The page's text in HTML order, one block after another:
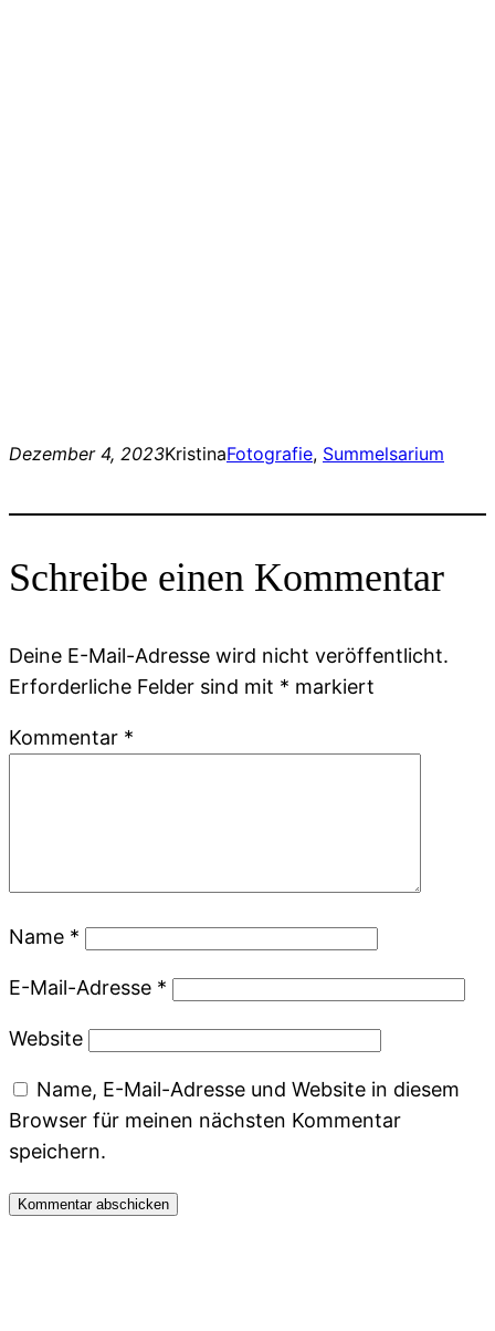
Dezember 4, 2023KristinaFotografie, Summelsarium
Schreibe einen Kommentar
Deine E-Mail-Adresse wird nicht veröffentlicht.
Erforderliche Felder sind mit * markiert
Kommentar *
Name *
E-Mail-Adresse *
Website
Name, E-Mail-Adresse und Website in diesem
Browser für meinen nächsten Kommentar
speichern.